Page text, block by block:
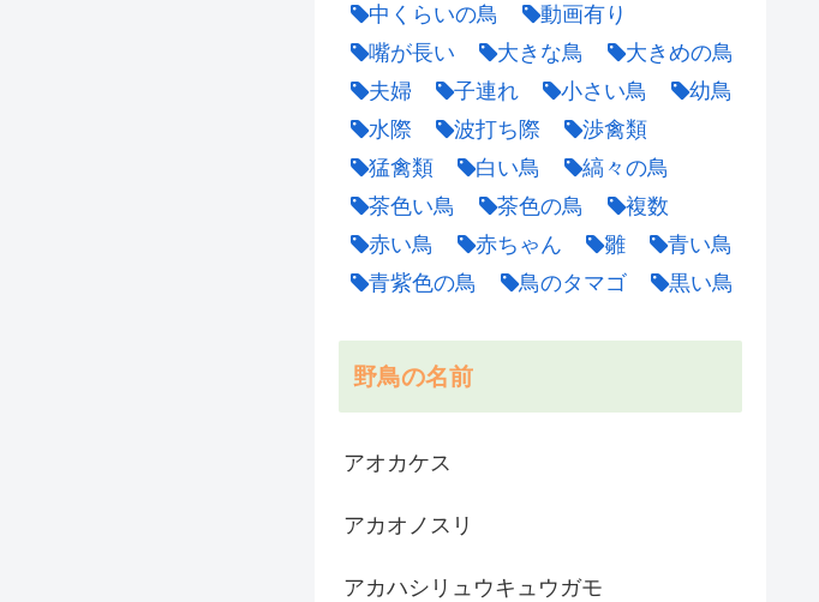
中くらいの鳥
動画有り
嘴が長い
大きな鳥
大きめの鳥
夫婦
子連れ 小さい鳥
幼鳥
水際
波打ち際
渉禽類
猛禽類
白い鳥
縞々の鳥
茶色い鳥
茶色の鳥
複数
赤い鳥
赤ちゃん 雛
青い鳥
青紫色の鳥
鳥のタマゴ 黒い鳥
野鳥の名前
アオカケス
アカオノスリ
アカハシリュウキュウガモ